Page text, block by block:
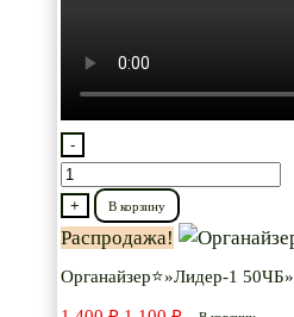
-
Количество
товара
Органайзер⭐"Лидер-1
+ В корзину
Распродажа!
Органайзер⭐»Лидер-1 50ЧБ»
Первоначальная